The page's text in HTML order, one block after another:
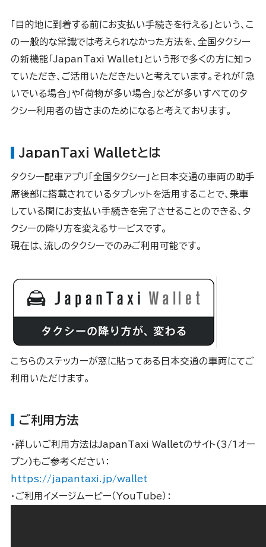
「目的地に到着する前にお支払い手続きを行える」という、こ
の一般的な常識では考えられなかった方法を、全国タクシー
の新機能「JapanTaxi Wallet」という形で多くの方に知っ
ていただき、ご活用いただきたいと考えています。それが「急
いでいる場合」や「荷物が多い場合」などが多いすべてのタ
クシー利用者の皆さまのためになると考えております。
JapanTaxi Walletとは
タクシー配車アプリ「全国タクシー」と日本交通の車両の助手
席後部に搭載されているタブレットを活用することで、乗車
している間にお支払い手続きを完了させることのできる、タ
クシーの降り方を変えるサービスです。
現在は、流しのタクシーでのみご利用可能です。
こちらのステッカーが窓に貼ってある日本交通の車両にてご
利用いただけます。
ご利用方法
・詳しいご利用方法はJapanTaxi Walletのサイト(3/1オー
プン)もご参考ください：
https://japantaxi.jp/wallet
・ご利用イメージムービー（YouTube）：